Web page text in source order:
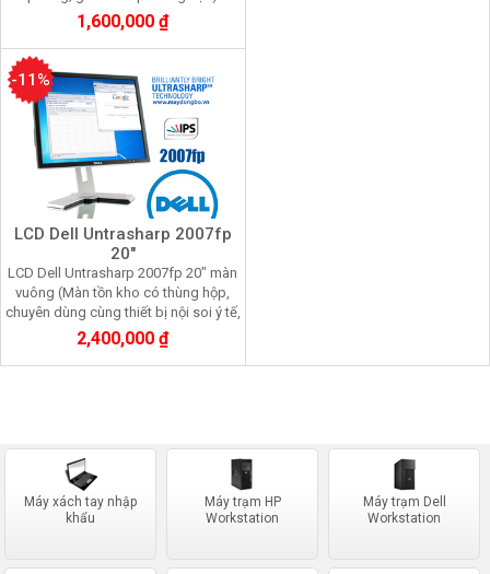
1,600,000 ₫
LCD Dell Untrasharp 2007fp
20"
LCD Dell Untrasharp 2007fp 20" màn
vuông (Màn tồn kho có thùng hộp,
chuyên dùng cùng thiết bị nội soi ý tế,
xử lý đồ họa)
2,400,000 ₫
-11%
Máy xách tay nhập
khẩu
Máy trạm HP
Workstation
Máy trạm Dell
Workstation